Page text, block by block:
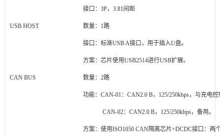
接口：3P，3.81间距
USB HOST 数量：1路
接口：标准USB A接口，用于插入U盘。
方案：芯片使用USB2514进行USB扩展。
CAN BUS 数量：2路
功能：CAN-01：CAN2.0 B，125/250kbps，与充电
CAN-02：CAN2.0 B，125/250kbps，备用。
方案：使用ISO1050 CAN隔离芯片+DCDC接口：两